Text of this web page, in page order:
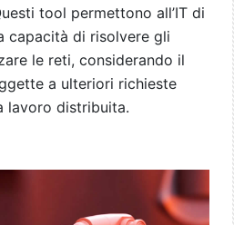
tool permettono all’IT di
capacità di risolvere gli
le reti, considerando il
a ulteriori richieste
lavoro distribuita.